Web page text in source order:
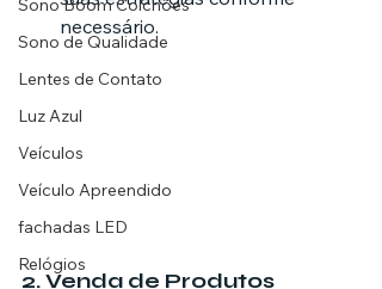
Sono Boom Colchões
Sono de Qualidade
Lentes de Contato
Luz Azul
Veículos
Veículo Apreendido
fachadas LED
Relógios
necessário.
2. Venda de Produtos